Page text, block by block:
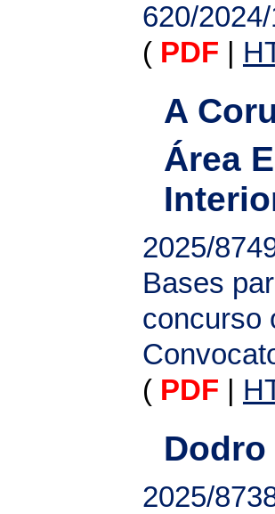
620/
( PDF
A
Área
2025/
Bases
concurso
( PDF |
Dodro
2025/